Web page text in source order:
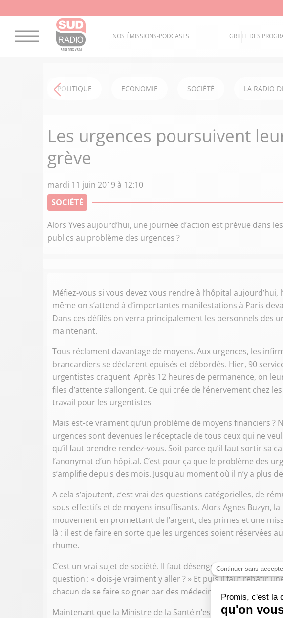
NOS ÉMISSIONS-PODCASTS GRILLE DES
POLITIQUE ECONOMIE SOCIÉTÉ LA RADIO
Les urgences poursuivent
grève
mardi 11 juin 2019 à 12:10
SOCIÉTÉ
Alors Yves aujourd’hui, une journée d’action est prévue dans
publics au problème des urgences ?
Méfiez-vous si vous devez vous rendre à l’hôpital
même on s’attend à d’importantes manifestations à Paris
Dans ces défilés on verra principalement les personnels des
maintenant.
Tous réclament davantage de moyens. Aux urgences, les
brancardiers se déclarent épuisés et débordés. Hier, 90
urgentistes craquent. Après 12 heures de permanence, on
files d’attente s’allongent. Ce qui crée de l’énervement chez
travail pour les urgentistes
Mais est-ce vraiment qu’un problème de moyens financiers ?
urgences sont devenues le réceptacle de tous ceux qui ne
qu’il faut prendre rendez-vous. Soit parce qu’il faut sortir sa
l’anonymat d’un hôpital. C’est pour ça que le problème des
s’amplifie depuis des mois. Jusqu’au moment où il n’y a plus
A cela s’ajoutent, c’est vrai des questions catégorielles, de
sous effectifs et de moyens insuffisants. Alors Agnès Buzyn,
mouvement en promettant de l’argent, des primes et une
là : il est de faire en sorte que les urgences soient réservées
rhume.
C’est un vrai sujet de société. Il faut désengorger les
question : « dois-je vraiment y aller ? » Et puis il faut rebâtir
chacun de se faire soigner par des médecins de permanence,
Maintenant que la Ministre de la Santé n’est plus audible sur